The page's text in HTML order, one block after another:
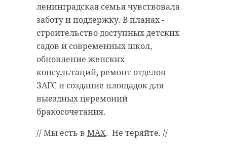
ленинградская семья чувствовала
заботу и поддержку. В планах -
строительство доступных детских
садов и современных школ,
обновление женских
консультаций, ремонт отделов
ЗАГС и создание площадок для
выездных церемоний
бракосочетания.
// Мы есть в MAX. Не теряйте. //
РЕКОМЕНДУЕМ
Перминов:
Система
образовательных
учреждений ...
20 августа 2025, 16:37
В
подготовили
01 мая, 13:02